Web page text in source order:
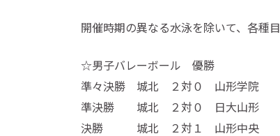
開催時期の異なる水泳を除いて、各種
☆男子バレーボール 優勝
準々決勝 城北 ２対０ 山形学院
準決勝 城北 ２対０ 日大山形
決勝 城北 ２対１ 山形中央